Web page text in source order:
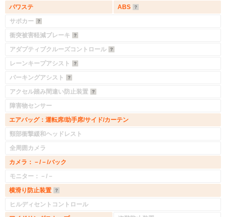
パワステ
ABS
サポカー
衝突被害軽減ブレーキ
アダプティブクルーズコントロール
レーンキープアシスト
パーキングアシスト
アクセル踏み間違い防止装置
障害物センサー
エアバッグ：運転席/助手席/サイド/カーテン
頸部衝撃緩和ヘッドレスト
全周囲カメラ
カメラ：－/－/バック
モニター：－/－
横滑り防止装置
ヒルディセントコントロール